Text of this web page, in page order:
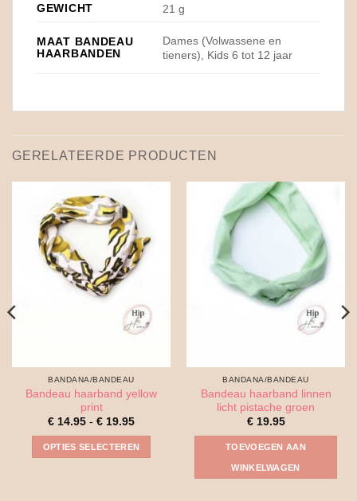
GEWICHT 21 g
MAAT BANDEAU
HAARBANDEN
Dames (Volwassene en
tieners), Kids 6 tot 12 jaar
GERELATEERDE PRODUCTEN
BANDANA/BANDEAU
Bandeau haarband yellow
print
€ 14.95 - € 19.95Prijsklasse:
tot
€ 19.95
OPTIES SELECTEREN
BANDANA/BANDEAU
Bandeau haarband linnen
licht pistache groen
€19.95
TOEVOEGEN AAN
WINKELWAGEN